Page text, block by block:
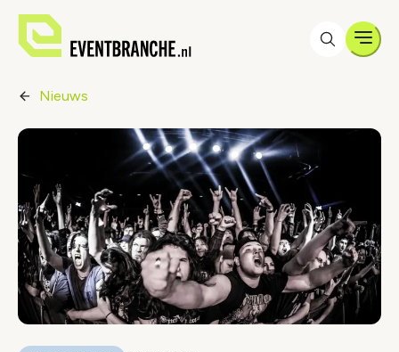
Nieuws